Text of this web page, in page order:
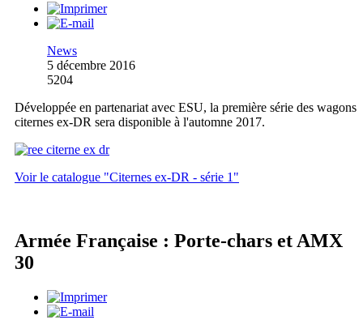
News
5 décembre 2016
5204
Développée en partenariat avec ESU, la première série des wagons
citernes ex-DR sera disponible à l'automne 2017.
Voir le catalogue "Citernes ex-DR - série 1"
Armée Française : Porte-chars et AMX
30